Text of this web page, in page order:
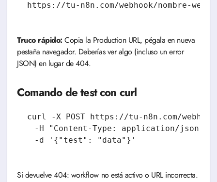
https://tu-n8n.com/webhook/nombre-
Truco rápido: Copia la Production URL, pégala en nueva
pestaña navegador. Deberías ver algo (incluso un error
JSON) en lugar de 404.
Comando de test con curl
curl -X POST https://tu-n8n.com/
  -H "Content-Type: application/json" \
Si devuelve 404: workflow no está activo o URL incorrecta.